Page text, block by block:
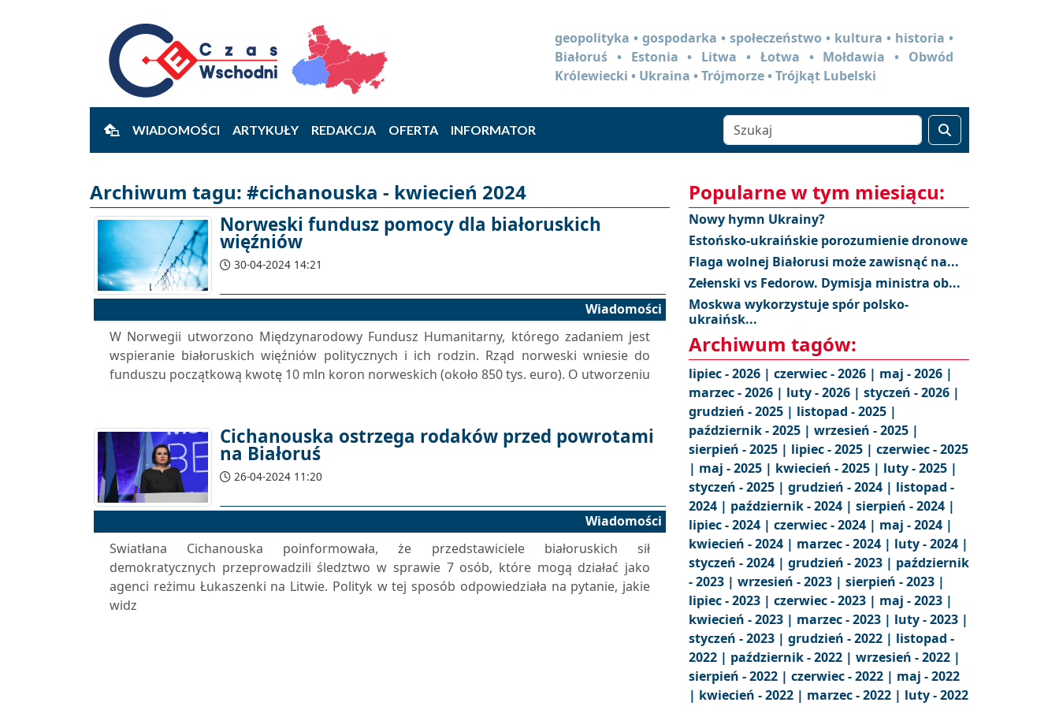
geopolityka • gospodarka • społeczeństwo • kultura • historia •
Białoruś • Estonia • Litwa • Łotwa • Mołdawia • Obwód
Królewiecki • Ukraina • Trójmorze • Trójkąt Lubelski
WIADOMOŚCI ARTYKUŁY REDAKCJA OFERTA INFORMATOR
Archiwum tagu: #cichanouska - kwiecień 2024
Norweski fundusz pomocy dla białoruskich
więźniów
30-04-2024 14:21
Wiadomości
W Norwegii utworzono Międzynarodowy Fundusz Humanitarny, którego zadaniem jest
wspieranie białoruskich więźniów politycznych i ich rodzin. Rząd norweski wniesie do
funduszu początkową kwotę 10 mln koron norweskich (około 850 tys. euro). O utworzeniu
Cichanouska ostrzega rodaków przed powrotami
na Białoruś
26-04-2024 11:20
Wiadomości
Swiatłana Cichanouska poinformowała, że ​​przedstawiciele białoruskich sił
demokratycznych przeprowadzili śledztwo w sprawie 7 osób, które mogą działać jako
agenci reżimu Łukaszenki na Litwie. Polityk w tej sposób odpowiedziała na pytanie, jakie
widz
Popularne w tym miesiącu:
Nowy hymn Ukrainy?
Estońsko-ukraińskie porozumienie dronowe
Flaga wolnej Białorusi może zawisnąć na...
Zełenski vs Fedorow. Dymisja ministra ob...
Moskwa wykorzystuje spór polsko-
ukraińsk...
Archiwum tagów:
lipiec - 2026 | czerwiec - 2026 | maj - 2026 |
marzec - 2026 | luty - 2026 | styczeń - 2026 |
grudzień - 2025 | listopad - 2025 |
październik - 2025 | wrzesień - 2025 |
sierpień - 2025 | lipiec - 2025 | czerwiec - 2025
| maj - 2025 | kwiecień - 2025 | luty - 2025 |
styczeń - 2025 | grudzień - 2024 | listopad -
2024 | październik - 2024 | sierpień - 2024 |
lipiec - 2024 | czerwiec - 2024 | maj - 2024 |
kwiecień - 2024 | marzec - 2024 | luty - 2024 |
styczeń - 2024 | grudzień - 2023 | październik
- 2023 | wrzesień - 2023 | sierpień - 2023 |
lipiec - 2023 | czerwiec - 2023 | maj - 2023 |
kwiecień - 2023 | marzec - 2023 | luty - 2023 |
styczeń - 2023 | grudzień - 2022 | listopad -
2022 | październik - 2022 | wrzesień - 2022 |
sierpień - 2022 | czerwiec - 2022 | maj - 2022
| kwiecień - 2022 | marzec - 2022 | luty - 2022